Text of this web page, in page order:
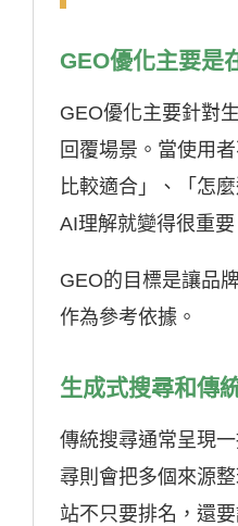
GEO優化主要是
GEO優化主要針對
回覆場景。當使用
比較適合」、「怎
AI理解就變得很重要
GEO的目標是讓品
作為參考依據。
生成式搜尋和傳
傳統搜尋通常呈現
尋則會把多個來源
站不只要排名，還